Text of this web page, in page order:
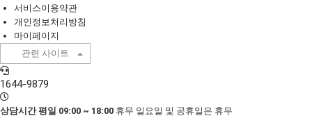
서비스이용약관
개인정보처리방침
마이페이지
관련 사이트
1644-9879
상담시간 평일 09:00 ~ 18:00 휴무 일요일 및 공휴일은 휴무